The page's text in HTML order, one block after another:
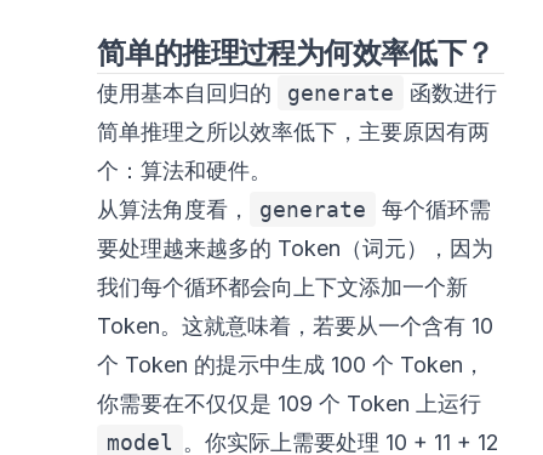
简单的推理过程为何效率低下？
使用基本自回归的 generate
函数进行
简单推理之所以效率低下，主要原因有两
个：算法和硬件。
从算法角度看，
generate
每个循环需
要处理越来越多的 Token（词元），因为
我们每个循环都会向上下文添加一个新
Token。这就意味着，若要从一个含有 10
个 Token 的提示中生成 100 个 Token，
你需要在不仅仅是 109 个 Token 上运行
model 。你实际上需要处理 10 + 11 + 12